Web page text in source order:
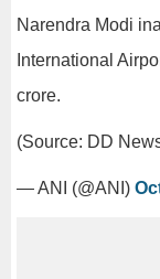
Narendra Modi
International
crore.
(Source: DD
— ANI (@ANI)